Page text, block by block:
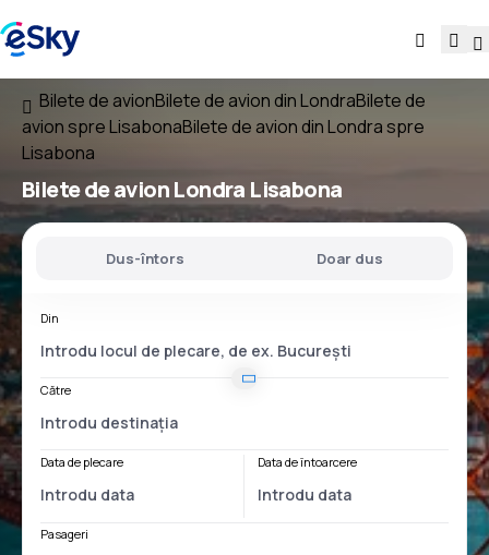
Bilete de avionBilete de avion din LondraBilete de
avion spre LisabonaBilete de avion din Londra spre
Lisabona
Bilete de avionLondra Lisabona
Dus-întors Doar dus
Din
Către
Data de plecare Data de întoarcere
Pasageri